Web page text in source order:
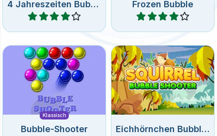
Klassisch
Bubble-Shooter
Spiele
Eichhörnchen Bubble Shooter
Spiele